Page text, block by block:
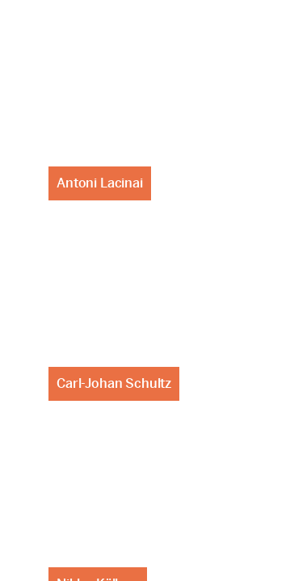
Antoni Lacinai
Carl-Johan Schultz